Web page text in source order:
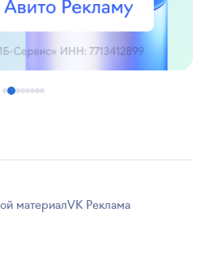
материалVK Реклама